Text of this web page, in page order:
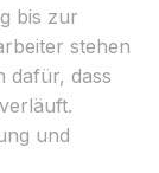
bis zur
stehen
dafür, dass
und